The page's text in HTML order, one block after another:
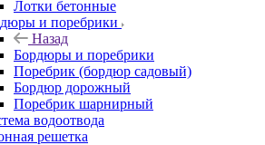
Лотки бетонные
и поребрики
Назад
Бордюры и поребрики
Поребрик (бордюр садовый)
Бордюр дорожный
Поребрик шарнирный
водоотвода
решетка